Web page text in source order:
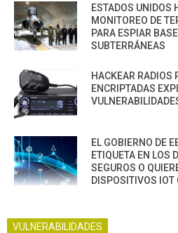
ESTADOS UNIDOS
MONITOREO DE
PARA ESPIAR
SUBTERRÁNEAS
HACKEAR RADIOS
ENCRIPTADAS
EL GOBIERNO DE
ETIQUETA EN LOS
SEGUROS O
DISPOSITIVOS IOT
VULNERABILIDADES